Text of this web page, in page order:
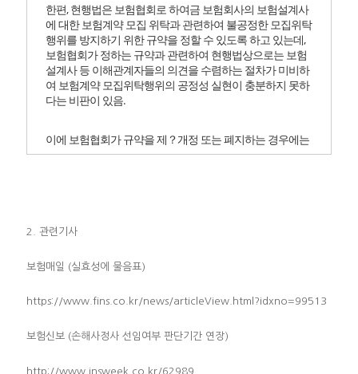
한편, 현행법은 보험협회로 하여금 보험회사의 보험설계사
에 대한 보험계약 모집 위탁과 관련하여 불공정한 모집위탁
행위를 방지하기 위한 규약을 정할 수 있도록 하고 있는데,
보험협회가 정하는 규약과 관련하여 현행법상으로는 보험
설계사 등 이해관계자들의 의견을 수렴하는 절차가 미비하
여 보험계약 모집위탁행위의 공정성 실현이 충분하지 못하
다는 비판이 있음.
이에 보험협회가 규약을 제？개정 또는 폐지하는 경우에는
보험설계사 등 이해관계자의 의견을 수렴하는 절차를 거치
손해사정업무에 관한 과대？허위의 표시？광고 금지 등의
하여 운영 중인 ‘자동차사고 과실비율분쟁 심의위원회’의 안
하는 보험회사간 분쟁의 자율조정 업무를 추가하려는 것임.
2. 관련기사
보험매일 (실효성에 물음표)
https://www.fins.co.kr/news/articleView.html?idxno=99513
보험신보 (손해사정사 선임여부 판단기간 연장)
http://www.insweek.co.kr/62989